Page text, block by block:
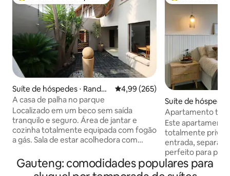
Suíte de hóspedes ⋅ Randbu
rg
4,99 de uma avaliação média de
4,99 (265)
A casa de palha no parque
Localizado em um beco sem saída
tranquilo e seguro. Área de jantar e
cozinha totalmente equipada com fogão
a gás. Sala de estar acolhedora com
gratuito, rápido e sem limites. 3 quartos
no andar de cima, cada um com uma
Suíte de
on
Apartamento
Este
totalmente
entrada,
perfeito para paz
interior, você
aconchegante
Gauteng: comodidades populares para